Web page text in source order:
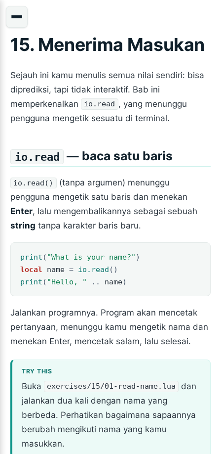
15. Menerima Masukan
Sejauh ini kamu menulis semua nilai sendiri: bisa
diprediksi, tapi tidak interaktif. Bab ini
memperkenalkan
io.read
, yang menunggu
pengguna mengetik sesuatu di terminal.
io.read — baca satu baris
io.read()
(tanpa argumen) menunggu
pengguna mengetik satu baris dan menekan
Enter, lalu mengembalikannya sebagai sebuah
string tanpa karakter baris baru.
print ( "What is your name?" )
local
name = io.read ()
print ( "Hello, " .. name)
Jalankan programnya. Program akan mencetak
pertanyaan, menunggu kamu mengetik nama dan
menekan Enter, mencetak salam, lalu selesai.
Buka exercises/15/01-read-name.lua
dan
jalankan dua kali dengan nama yang
berbeda. Perhatikan bagaimana sapaannya
berubah mengikuti nama yang kamu
masukkan.